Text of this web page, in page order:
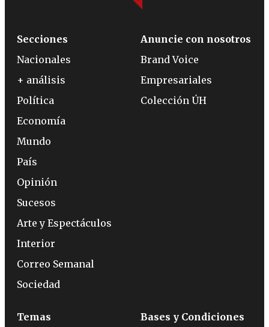
Secciones
Nacionales
+ análisis
Política
Economía
Mundo
País
Opinión
Sucesos
Arte y Espectáculos
Interior
Correo Semanal
Sociedad
Anuncie con nosotros
Brand Voice
Empresariales
Colección ÚH
Temas Bases y Condiciones